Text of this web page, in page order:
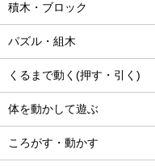
積木・ブロック
パズル・組木
くるまで動く(押す・引く)
体を動かして遊ぶ
ころがす・動かす